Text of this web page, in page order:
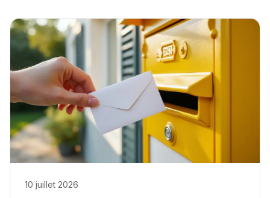
10 juillet 2026